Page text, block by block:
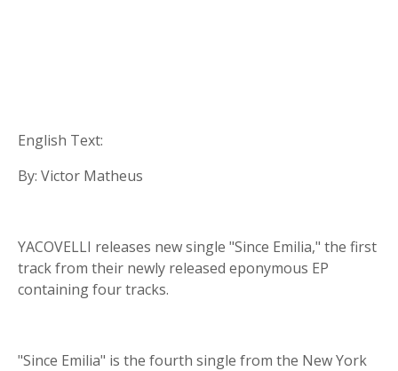
English Text:
By: Victor Matheus
YACOVELLI releases new single "Since Emilia," the first
track from their newly released eponymous EP
containing four tracks.
"Since Emilia" is the fourth single from the New York